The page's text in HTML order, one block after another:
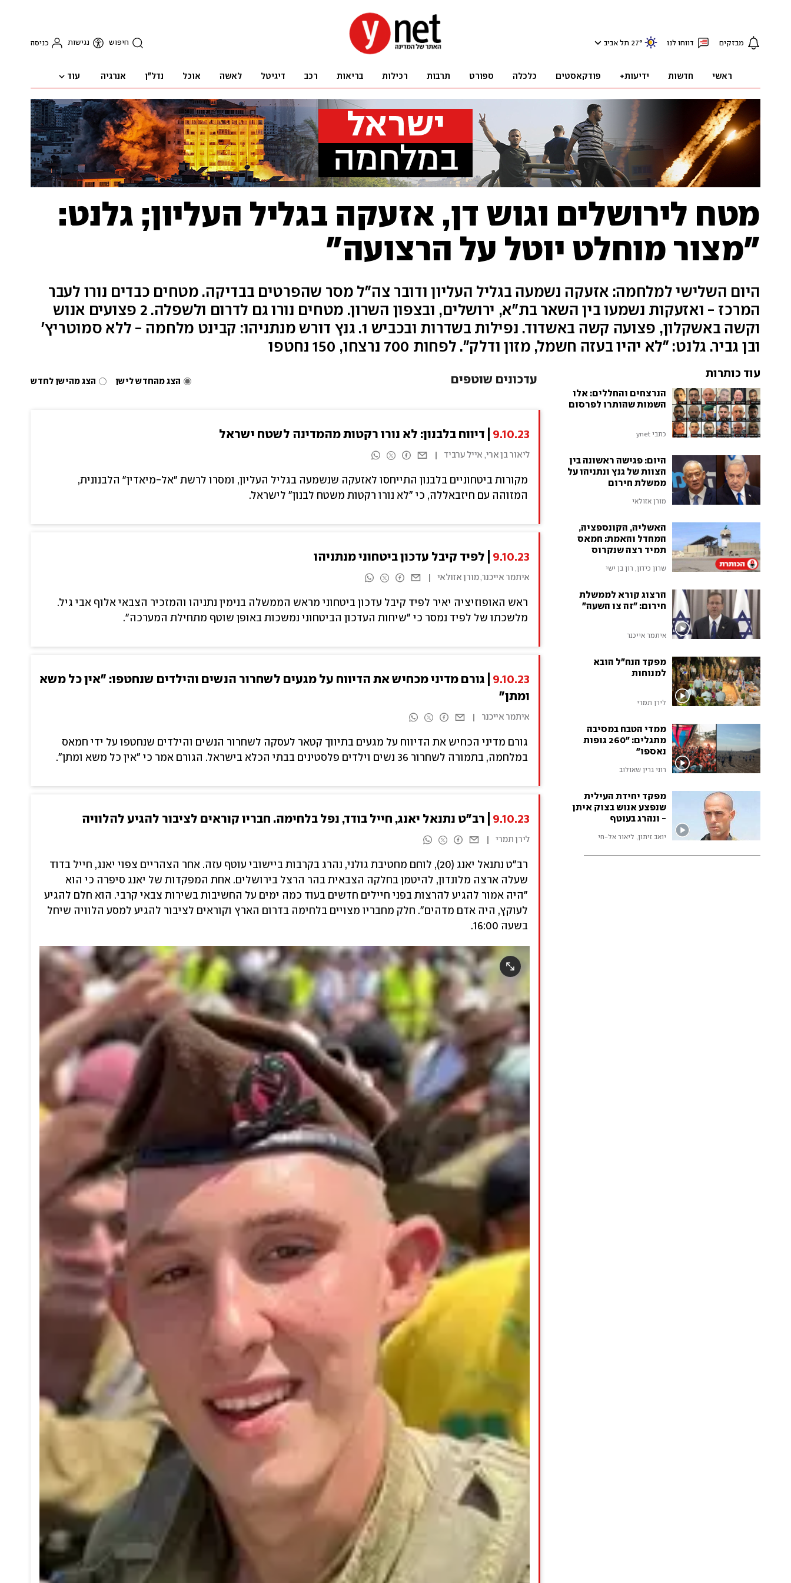
מבזקים דווחו לנו 27° תל אביב חיפוש נגישות כניסה
ראשי חדשות ידיעות+ פודקאסטים כלכלה ספורט תרבות רכילות בריאות רכב דיגיטל לאשה אוכל נדל"ן אנרגיה עוד
מטח לירושלים וגוש דן, אזעקה בגליל העליון; גלנט:
"מצור מוחלט יוטל על הרצועה"
היום השלישי למלחמה: אזעקה נשמעה בגליל העליון ודובר צה"ל מסר שהפרטים בבדיקה. מטחים כבדים נורו לעבר
המרכז - ואזעקות נשמעו בין השאר בת"א, ירושלים, ובצפון השרון. מטחים נורו גם לדרום ולשפלה. 2 פצועים אנוש
וקשה באשקלון, פצועה קשה באשדוד. נפילות בשדרות ובכביש 1. גנץ דורש מנתניהו: קבינט מלחמה - ללא סמוטריץ'
ובן גביר. גלנט: "לא יהיו בעזה חשמל, מזון ודלק". לפחות 700 נרצחו, 150 נחטפו
עוד כותרות
הנרצחים והחללים: אלו
השמות שהותרו לפרסום
כתבי ynet
היום: פגישה ראשונה בין
הצוות של גנץ ונתניהו על
ממשלת חירום
מורן אזולאי
האשליה, הקונספציה,
המחדל והאמת: חמאס
תמיד רצה שנקרוס
שרון כידון, רון בן ישי
הרצוג קורא לממשלת
חירום: "זה צו השעה"
איתמר אייכנר
מפקד הנח"ל הובא
למנוחות
לירן תמרי
ממדי הטבח במסיבה
מתגלים: "260 גופות
נאספו"
רוני גרין שאולוב
מפקד יחידת העילית
שנפצע אנוש בצוק איתן
- ונהרג בעוטף
יואב זיתון, ליאור אל-חי
עדכונים שוטפים הצג מהחדש לישן הצג מהישן לחדש
9.10.23 דיווח בלבנון: לא נורו רקטות מהמדינה לשטח ישראל
ליאור בן ארי, אייל ערביד
מקורות ביטחוניים בלבנון התייחסו לאזעקה שנשמעה בגליל העליון, ומסרו לרשת "אל-מיאדין" הלבנונית,
המזוהה עם חיזבאללה, כי "לא נורו רקטות משטח לבנון" לישראל.
9.10.23 לפיד קיבל עדכון ביטחוני מנתניהו
איתמר אייכנר, מורן אזולאי
ראש האופוזיציה יאיר לפיד קיבל עדכון ביטחוני מראש הממשלה בנימין נתניהו והמזכיר הצבאי אלוף אבי גיל.
מלשכתו של לפיד נמסר כי "שיחות העדכון הביטחוני נמשכות באופן שוטף מתחילת המערכה".
9.10.23
גורם מדיני מכחיש את הדיווח על מגעים לשחרור הנשים והילדים שנחטפו: "אין כל משא
ומתן"
איתמר אייכנר
גורם מדיני הכחיש את הדיווח על מגעים בתיווך קטאר לעסקה לשחרור הנשים והילדים שנחטפו על ידי חמאס
במלחמה, בתמורה לשחרור 36 נשים וילדים פלסטינים בבתי הכלא בישראל. הגורם אמר כי "אין כל משא ומתן".
9.10.23 רב"ט נתנאל יאנג, חייל בודד, נפל בלחימה. חבריו קוראים לציבור להגיע להלוויה
לירן תמרי
רב"ט נתנאל יאנג (20), לוחם מחטיבת גולני, נהרג בקרבות ביישובי עוטף עזה. אחר הצהריים צפוי יאנג, חייל בדוד
שעלה ארצה מלונדון, להיטמן בחלקה הצבאית בהר הרצל בירושלים. אחת המפקדות של יאנג סיפרה כי הוא
"היה אמור להגיע להרצות בפני חיילים חדשים בעוד כמה ימים על החשיבות בשירות צבאי קרבי. הוא חלם להגיע
לעוקץ, היה אדם מדהים". חלק מחבריו מצויים בלחימה בדרום הארץ וקוראים לציבור להגיע למסע הלוויה שיחל
בשעה 16:00.